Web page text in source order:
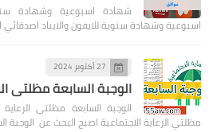
شهادة اسبوعية وشهادة
اسبوعية وشهادة سنوية للايفون والايباد
27 أكتوبر 2024
الوجبة السابعة مظلتي
الوجبة السابعة مظلتي
مظلتي الرعاية الاجتماعية اصبح البحث عن